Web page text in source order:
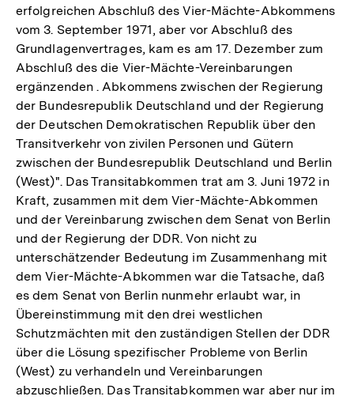
erfolgreichen Abschluß des Vier-Mächte-Abkommens
vom 3. September 1971, aber vor Abschluß des
Grundlagenvertrages, kam es am 17. Dezember zum
Abschluß des die Vier-Mächte-Vereinbarungen
ergänzenden . Abkommens zwischen der Regierung
der Bundesrepublik Deutschland und der Regierung
der Deutschen Demokratischen Republik über den
Transitverkehr von zivilen Personen und Gütern
zwischen der Bundesrepublik Deutschland und Berlin
(West)". Das Transitabkommen trat am 3. Juni 1972 in
Kraft, zusammen mit dem Vier-Mächte-Abkommen
und der Vereinbarung zwischen dem Senat von Berlin
und der Regierung der DDR. Von nicht zu
unterschätzender Bedeutung im Zusammenhang mit
dem Vier-Mächte-Abkommen war die Tatsache, daß
es dem Senat von Berlin nunmehr erlaubt war, in
Übereinstimmung mit den drei westlichen
Schutzmächten mit den zuständigen Stellen der DDR
über die Lösung spezifischer Probleme von Berlin
(West) zu verhandeln und Vereinbarungen
abzuschließen. Das Transitabkommen war aber nur im